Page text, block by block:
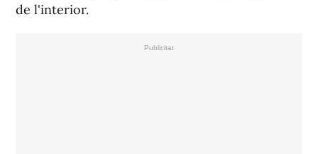
de l'interior.